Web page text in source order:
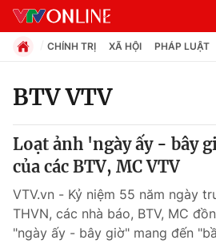
Chuyên mục
Chính trị
Xã hội
CHÍNH TRỊ XÃ HỘI PHÁP LUẬT
BTV VTV
Loạt ảnh 'ngày ấy - bây
của các BTV, MC VTV
VTV.vn - Kỷ niệm 55 năm ngày
THVN, các nhà báo, BTV, MC
"ngày ấy - bây giờ" mang đến